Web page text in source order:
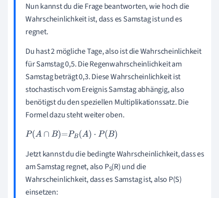
Nun kannst du die Frage beantworten, wie hoch die
Wahrscheinlichkeit ist, dass es Samstag ist und es
regnet.
Du hast 2 mögliche Tage, also ist die Wahrscheinlichkeit
für Samstag 0,5. Die Regenwahrscheinlichkeit am
Samstag beträgt 0,3. Diese Wahrscheinlichkeit ist
stochastisch vom Ereignis Samstag abhängig, also
benötigst du den speziellen Multiplikationssatz. Die
Formel dazu steht weiter oben.
P(A∩B)= PB(A)·P(B)
Jetzt kannst du die bedingte Wahrscheinlichkeit, dass es
am Samstag regnet, also PS(R) und die
Wahrscheinlichkeit, dass es Samstag ist, also P(S)
einsetzen: